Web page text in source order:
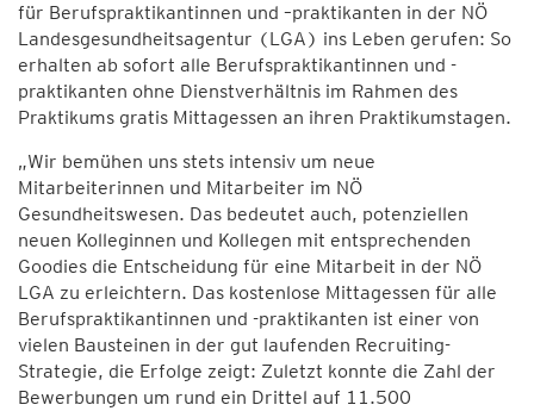
für Berufspraktikantinnen und –praktikanten in der NÖ
Landesgesundheitsagentur (LGA) ins Leben gerufen: So
erhalten ab sofort alle Berufspraktikantinnen und -
praktikanten ohne Dienstverhältnis im Rahmen des
Praktikums gratis Mittagessen an ihren Praktikumstagen.
„Wir bemühen uns stets intensiv um neue
Mitarbeiterinnen und Mitarbeiter im NÖ
Gesundheitswesen. Das bedeutet auch, potenziellen
neuen Kolleginnen und Kollegen mit entsprechenden
Goodies die Entscheidung für eine Mitarbeit in der NÖ
LGA zu erleichtern. Das kostenlose Mittagessen für alle
Berufspraktikantinnen und -praktikanten ist einer von
vielen Bausteinen in der gut laufenden Recruiting-
Strategie, die Erfolge zeigt: Zuletzt konnte die Zahl der
Bewerbungen um rund ein Drittel auf 11.500